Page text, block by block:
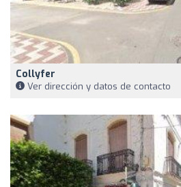
Collyfer
Ver dirección y datos de contacto